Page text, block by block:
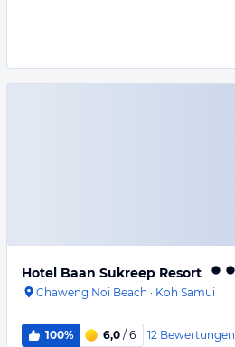
Hotel Baan Sukreep Resort
Chaweng Noi Beach · Koh Samui
100% 6,0 / 6 12 Bewertungen